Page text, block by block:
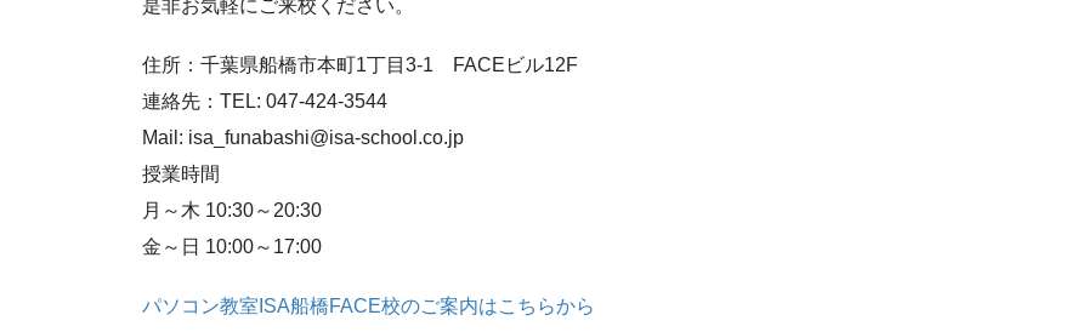
是非お気軽にご来校ください。
住所：千葉県船橋市本町1丁目3-1 FACEビル12F
連絡先：TEL: 047-424-3544
Mail: isa_funabashi@isa-school.co.jp
授業時間
月～木 10:30～20:30
金～日 10:00～17:00
パソコン教室ISA船橋FACE校のご案内はこちらから